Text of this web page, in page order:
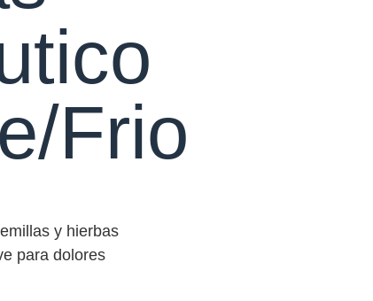
Frio
y hierbas
para dolores